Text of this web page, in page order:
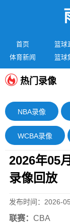
首页 篮球
体育新闻
篮球
热门录像
NBA录像
WCBA录像
2026年05
录像回放
发布时间：2026-
联赛： CBA